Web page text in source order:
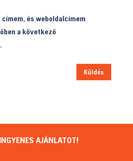
és weboldalcímem
a következő
Küldés
AJÁNLATOT!